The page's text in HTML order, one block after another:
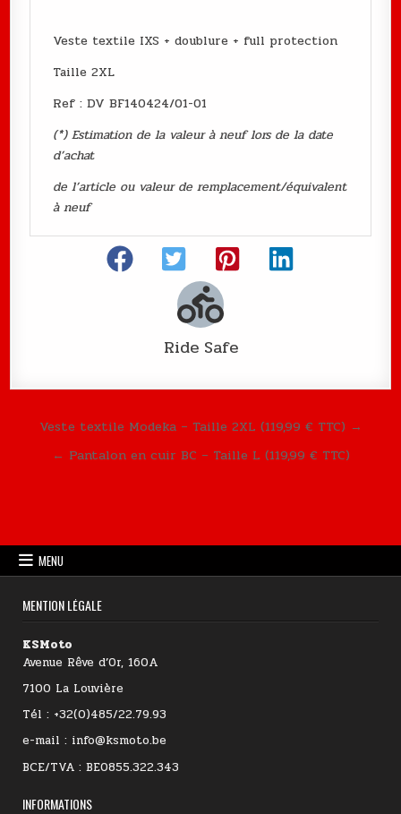
Veste textile IXS + doublure + full protection
Taille 2XL
Ref : DV BF140424/01-01
(*) Estimation de la valeur à neuf lors de la date
d’achat
de l’article ou valeur de remplacement/équivalent
à neuf
Ride Safe
Navigation de l’article
Veste textile Modeka – Taille 2XL (119,99 € TTC) →
← Pantalon en cuir BC – Taille L (119,99 € TTC)
MENU
MENTION LÉGALE
KSMoto
Avenue Rêve d’Or, 160A
7100 La Louvière
Tél : +32(0)485/22.79.93
e-mail : info@ksmoto.be
BCE/TVA : BE0855.322.343
INFORMATIONS